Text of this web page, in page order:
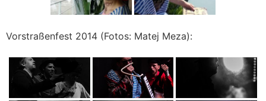
Vorstraßenfest 2014 (Fotos: Matej Meza):